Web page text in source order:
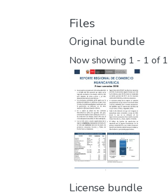
Files
Original bundle
Now showing 1 - 1 of 1
License bundle